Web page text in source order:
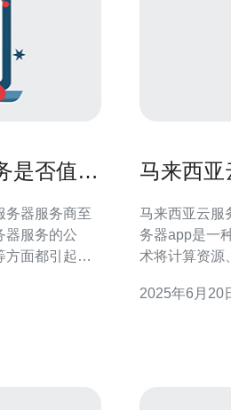
是否值得
务器服务商至
器服务的公
方面都引起了
马来西亚
马来西亚云服务器
务器app是一
术将计算资源
2025年6月20